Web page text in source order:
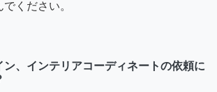
ください。
ン、インテリアコーディネートの依頼に